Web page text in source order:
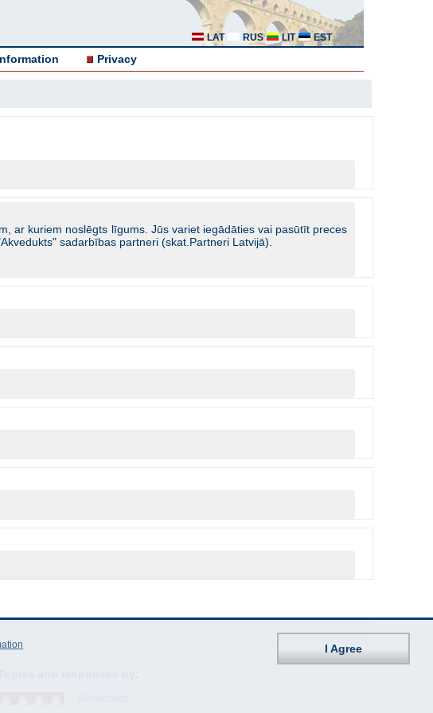
LAT RUS LIT EST
Privacy
ar kuriem noslēgts līgums. Jūs variet iegādāties vai pasūtīt preces
sadarbības partneri (skat.Partneri Latvijā).
I Agree